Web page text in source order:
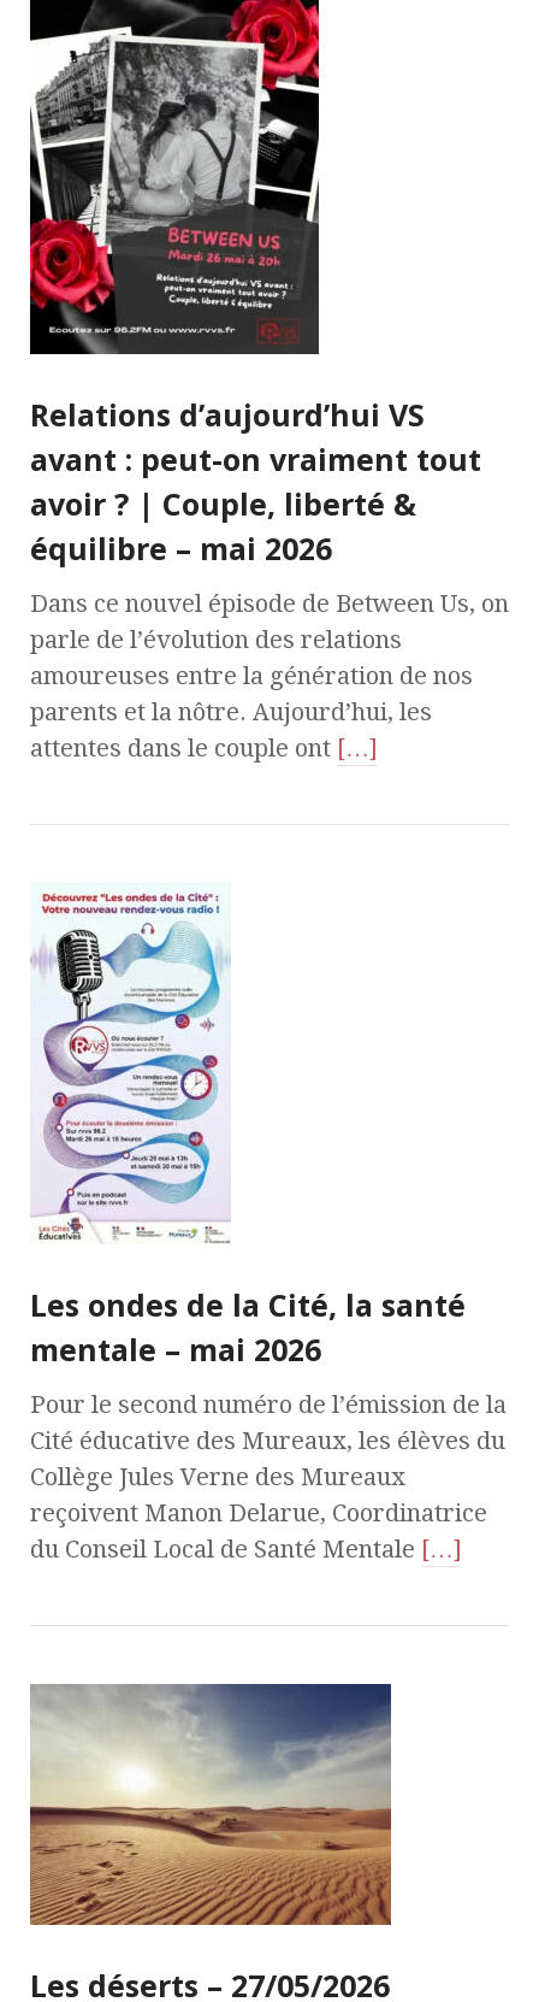
Relations d’aujourd’hui VS
avant : peut-on vraiment tout
avoir ? | Couple, liberté &
équilibre – mai 2026
Dans ce nouvel épisode de Between Us, on
parle de l’évolution des relations
amoureuses entre la génération de nos
parents et la nôtre. Aujourd’hui, les
attentes dans le couple ont […]
Les ondes de la Cité, la santé
mentale – mai 2026
Pour le second numéro de l’émission de la
Cité éducative des Mureaux, les élèves du
Collège Jules Verne des Mureaux
reçoivent Manon Delarue, Coordinatrice
du Conseil Local de Santé Mentale […]
Les déserts – 27/05/2026